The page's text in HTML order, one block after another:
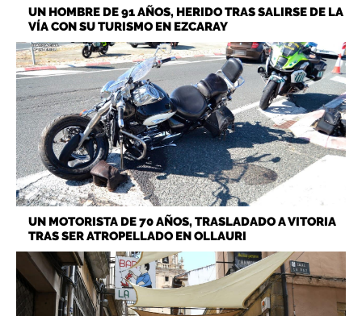
UN HOMBRE DE 91 AÑOS, HERIDO TRAS SALIRSE DE LA
VÍA CON SU TURISMO EN EZCARAY
UN MOTORISTA DE 70 AÑOS, TRASLADADO A VITORIA
TRAS SER ATROPELLADO EN OLLAURI